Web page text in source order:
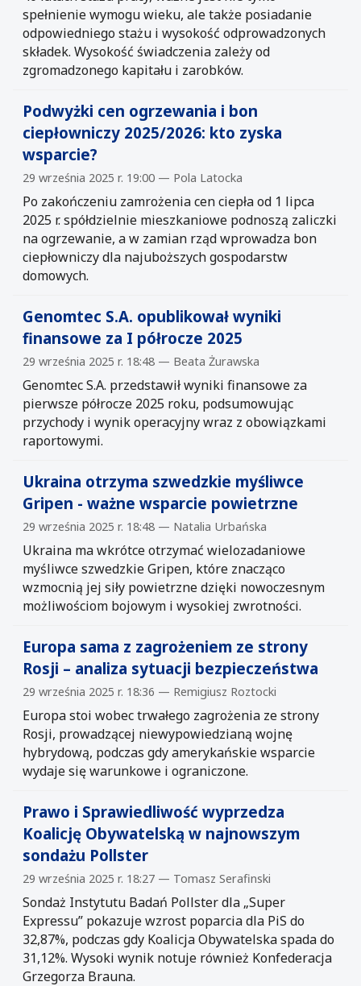
spełnienie wymogu wieku, ale także posiadanie
odpowiedniego stażu i wysokość odprowadzonych
składek. Wysokość świadczenia zależy od
zgromadzonego kapitału i zarobków.
Podwyżki cen ogrzewania i bon
ciepłowniczy 2025/2026: kto zyska
wsparcie?
29 września 2025 r. 19:00 — Pola Latocka
Po zakończeniu zamrożenia cen ciepła od 1 lipca
2025 r. spółdzielnie mieszkaniowe podnoszą zaliczki
na ogrzewanie, a w zamian rząd wprowadza bon
ciepłowniczy dla najuboższych gospodarstw
domowych.
Genomtec S.A. opublikował wyniki
finansowe za I półrocze 2025
29 września 2025 r. 18:48 — Beata Żurawska
Genomtec S.A. przedstawił wyniki finansowe za
pierwsze półrocze 2025 roku, podsumowując
przychody i wynik operacyjny wraz z obowiązkami
raportowymi.
Ukraina otrzyma szwedzkie myśliwce
Gripen - ważne wsparcie powietrzne
29 września 2025 r. 18:48 — Natalia Urbańska
Ukraina ma wkrótce otrzymać wielozadaniowe
myśliwce szwedzkie Gripen, które znacząco
wzmocnią jej siły powietrzne dzięki nowoczesnym
możliwościom bojowym i wysokiej zwrotności.
Europa sama z zagrożeniem ze strony
Rosji – analiza sytuacji bezpieczeństwa
29 września 2025 r. 18:36 — Remigiusz Roztocki
Europa stoi wobec trwałego zagrożenia ze strony
Rosji, prowadzącej niewypowiedzianą wojnę
hybrydową, podczas gdy amerykańskie wsparcie
wydaje się warunkowe i ograniczone.
Prawo i Sprawiedliwość wyprzedza
Koalicję Obywatelską w najnowszym
sondażu Pollster
29 września 2025 r. 18:27 — Tomasz Serafinski
Sondaż Instytutu Badań Pollster dla „Super
Expressu” pokazuje wzrost poparcia dla PiS do
32,87%, podczas gdy Koalicja Obywatelska spada do
31,12%. Wysoki wynik notuje również Konfederacja
Grzegorza Brauna.